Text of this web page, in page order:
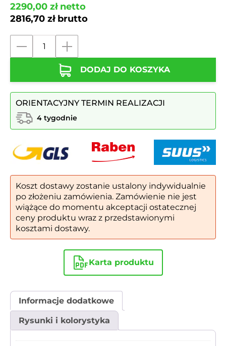
2290,00 złnetto
2816,70 złbrutto
do
gry
w
szachy
z
siedziskami
LIVORNO
DODAJ DO KOSZYKA
ORIENTACYJNY TERMIN REALIZACJI
4 tygodnie
Koszt dostawy zostanie ustalony indywidualnie
po złożeniu zamówienia. Zamówienie nie jest
wiążące do momentu akceptacji ostatecznej
ceny produktu wraz z przedstawionymi
kosztami dostawy.
Karta produktu
Informacje dodatkowe
Rysunki i kolorystyka